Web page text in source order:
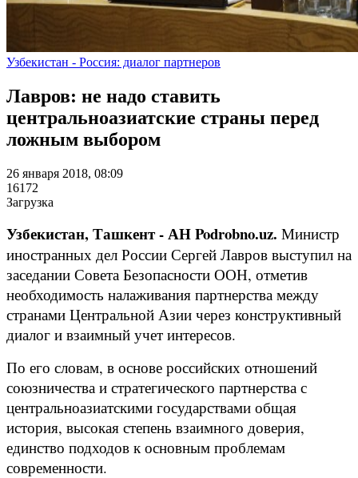
Узбекистан - Россия: диалог партнеров
Лавров: не надо ставить
центральноазиатские страны перед
ложным выбором
26 января 2018, 08:09
16172
Загрузка
Узбекистан, Ташкент - АН Podrobno.uz. Министр
иностранных дел России Сергей Лавров выступил на
заседании Совета Безопасности ООН, отметив
необходимость налаживания партнерства между
странами Центральной Азии через конструктивный
диалог и взаимный учет интересов.
По его словам, в основе российских отношений
союзничества и стратегического партнерства с
центральноазиатскими государствами общая
история, высокая степень взаимного доверия,
единство подходов к основным проблемам
современности.